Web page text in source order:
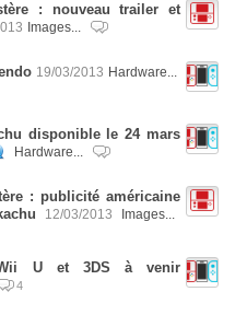
: nouveau trailer et
Images...
19/03/2013 Hardware...
disponible le 24 mars
Hardware...
: publicité américaine
12/03/2013 Images...
U et 3DS à venir
4